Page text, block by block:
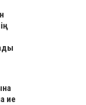
ие